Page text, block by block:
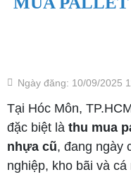
Ngày đăng: 10/09/2025
Tại Hóc Môn,
đặc biệt là thu mua
nhựa cũ, đang ngày
nghiệp, kho bãi và